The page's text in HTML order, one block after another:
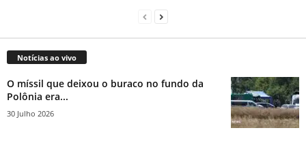
Notícias ao vivo
O míssil que deixou o buraco no fundo da
Polônia era...
30 Julho 2026